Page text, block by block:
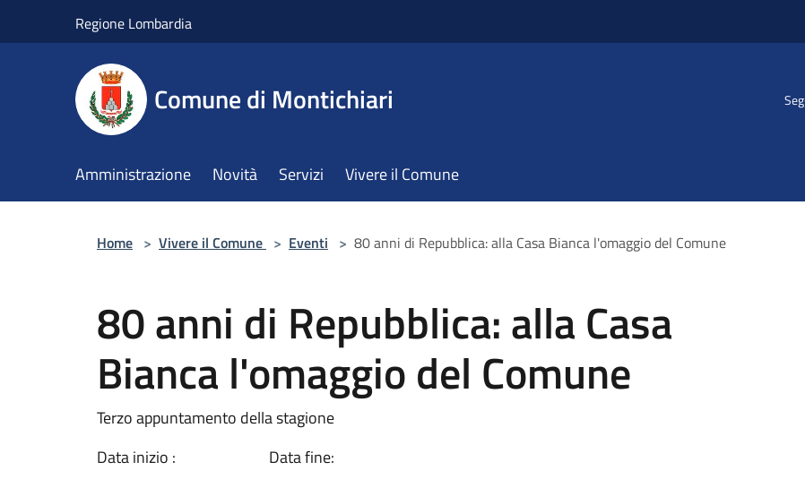
Regione Lombardia
Comune di Montichiari
Amministrazione Novità Servizi Vivere il Comune
Home > Vivere il Comune > Eventi > 80 anni di Repubblica: alla Casa Bianca l'omaggio del Comune
80 anni di Repubblica: alla Casa
Bianca l'omaggio del Comune
Terzo appuntamento della stagione
Data inizio :
Data fine: